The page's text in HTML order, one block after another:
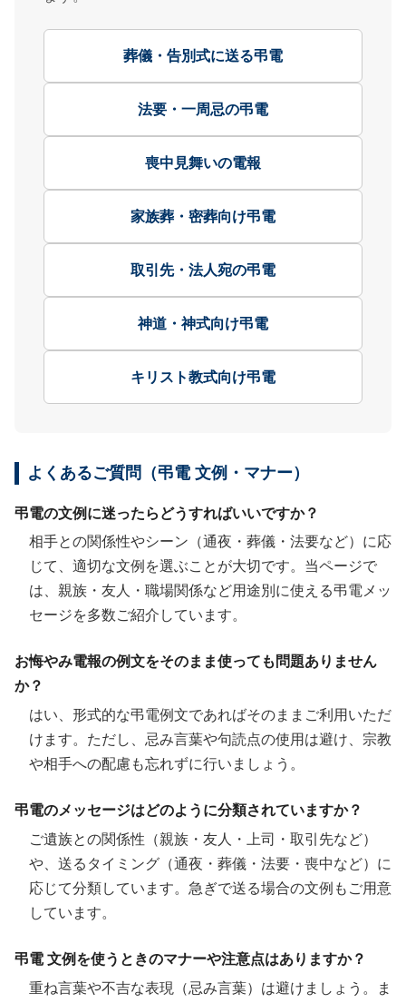
葬儀・告別式に送る弔電
法要・一周忌の弔電
喪中見舞いの電報
家族葬・密葬向け弔電
取引先・法人宛の弔電
神道・神式向け弔電
キリスト教式向け弔電
よくあるご質問（弔電 文例・マナー）
弔電の文例に迷ったらどうすればいいですか？
相手との関係性やシーン（通夜・葬儀・法要など）に応
じて、適切な文例を選ぶことが大切です。当ページで
は、親族・友人・職場関係など用途別に使える弔電メッ
セージを多数ご紹介しています。
お悔やみ電報の例文をそのまま使っても問題ありません
か？
はい、形式的な弔電例文であればそのままご利用いただ
けます。ただし、忌み言葉や句読点の使用は避け、宗教
や相手への配慮も忘れずに行いましょう。
弔電のメッセージはどのように分類されていますか？
ご遺族との関係性（親族・友人・上司・取引先など）
や、送るタイミング（通夜・葬儀・法要・喪中など）に
応じて分類しています。急ぎで送る場合の文例もご用意
しています。
弔電 文例を使うときのマナーや注意点はありますか？
重ね言葉や不吉な表現（忌み言葉）は避けましょう。ま